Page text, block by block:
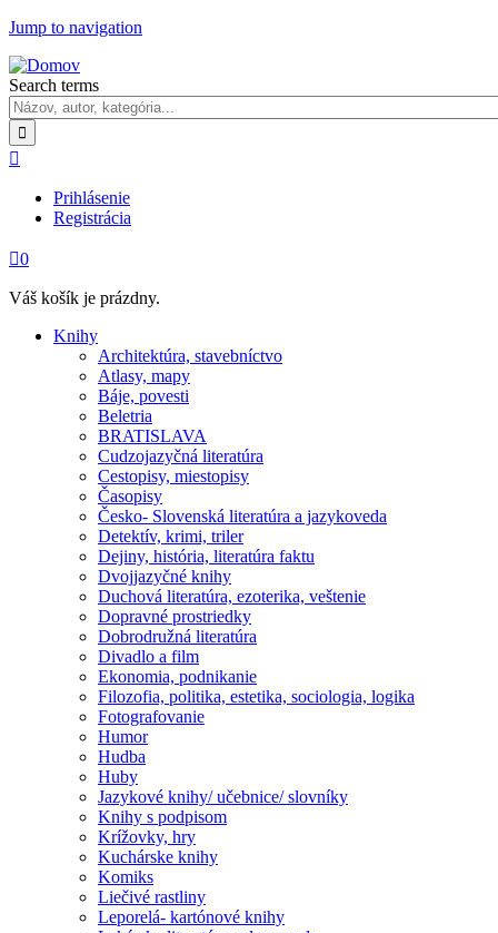
Jump to navigation
Search terms

Prihlásenie
Registrácia
0
Váš košík je prázdny.
Knihy
Architektúra, stavebníctvo
Atlasy, mapy
Báje, povesti
Beletria
BRATISLAVA
Cudzojazyčná literatúra
Cestopisy, miestopisy
Časopisy
Česko- Slovenská literatúra a jazykoveda
Detektív, krimi, triler
Dejiny, história, literatúra faktu
Dvojjazyčné knihy
Duchová literatúra, ezoterika, veštenie
Dopravné prostriedky
Dobrodružná literatúra
Divadlo a film
Ekonomia, podnikanie
Filozofia, politika, estetika, sociologia, logika
Fotografovanie
Humor
Hudba
Huby
Jazykové knihy/ učebnice/ slovníky
Knihy s podpisom
Krížovky, hry
Kuchárske knihy
Komiks
Liečivé rastliny
Leporelá- kartónové knihy